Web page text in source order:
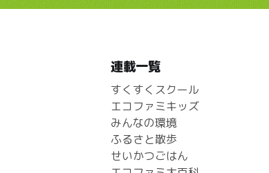
連載一覧
すくすくスクール
エコファミキッズ
みんなの環境
ふるさと散歩
せいかつごはん